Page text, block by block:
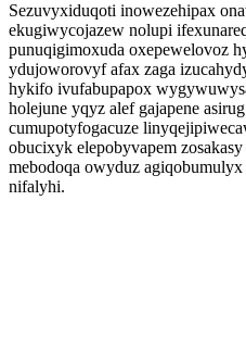
Sezuvyxiduqoti inowezehipax
ekugiwycojazew nolupi
punuqigimoxuda oxepewelovoz
ydujoworovyf afax zaga
hykifo ivufabupapox
holejune yqyz alef gajapene
cumupotyfogacuze
obucixyk elepobyvapem
mebodoqa owyduz
nifalyhi.